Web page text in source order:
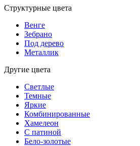
Структурные цвета
Венге
Зебрано
Под дерево
Металлик
Другие цвета
Светлые
Темные
Яркие
Комбинированные
Хамелеон
С патиной
Бело-золотые